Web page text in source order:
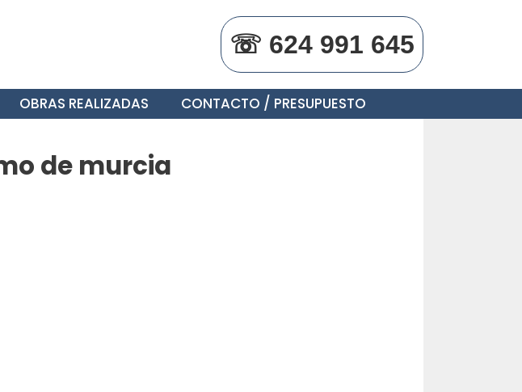
☏ 624 991 645
OBRAS REALIZADAS CONTACTO / PRESUPUESTO
de murcia